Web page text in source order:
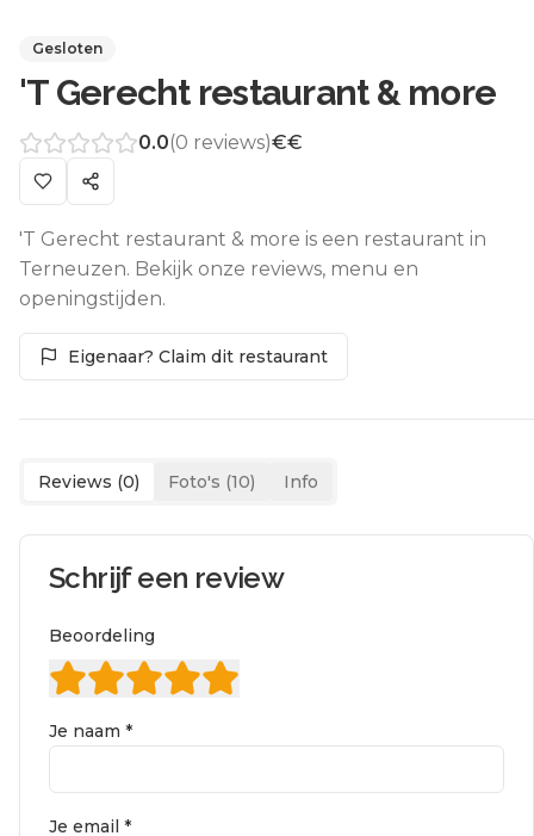
Gesloten
'T Gerecht restaurant & more
0.0(0 reviews)€€
'T Gerecht restaurant & more is een restaurant in
Terneuzen. Bekijk onze reviews, menu en
openingstijden.
Eigenaar? Claim dit restaurant
Reviews (0) Foto's (10) Info
Schrijf een review
Beoordeling
Je naam *
Je email *